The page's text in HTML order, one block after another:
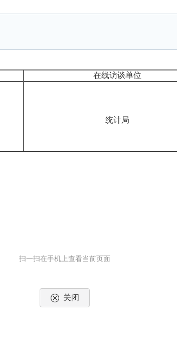
在线访谈单位
统计局
扫一扫在手机上查看当前页面
关闭